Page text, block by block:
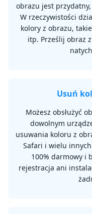
obrazu jest
W rzeczywistości
kolory z obrazu,
itp. Prześlij obraz
Usuń
Możesz obsłużyć
dowolnym
usuwania koloru z
Safari i wielu
100% darmowy i
rejestracja ani